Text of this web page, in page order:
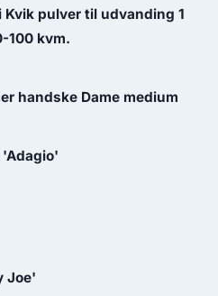
Kvik pulver til udvanding 1
100 kvm.
handske Dame medium
Joe'